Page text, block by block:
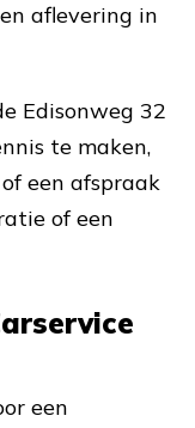
aflevering in
Edisonweg 32
te maken,
een afspraak
of een
een